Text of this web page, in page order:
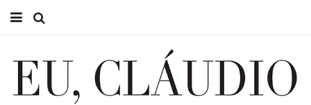
EU CLÁUDIO